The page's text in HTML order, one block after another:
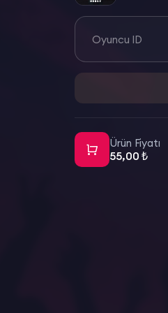
Oyuncu ID
Ürün Fiyatı
55,00 ₺